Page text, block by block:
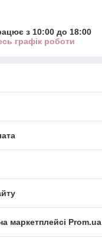
з 10:00 до 18:00
графік роботи
маркетплейсі Prom.ua